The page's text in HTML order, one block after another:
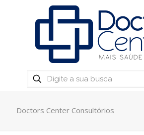
Doctors Center Consultórios